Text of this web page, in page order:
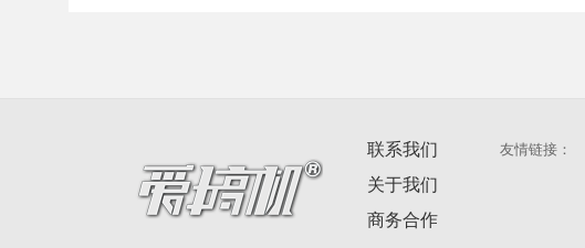
联系我们
关于我们
商务合作
友情链接：